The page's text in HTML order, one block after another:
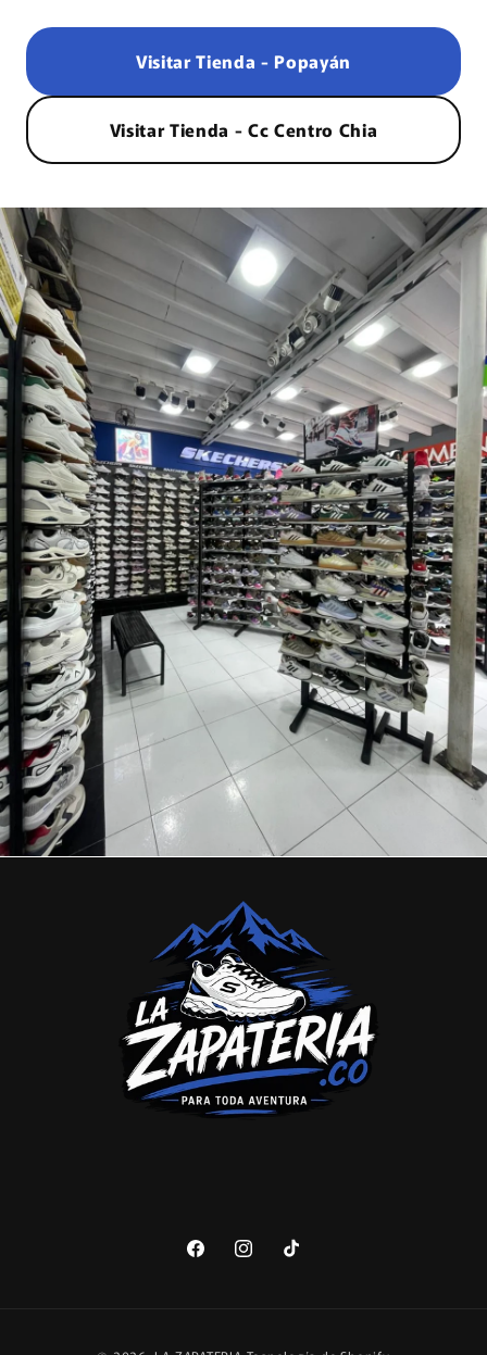
Visitar Tienda - Popayán
Visitar Tienda - Cc Centro Chia
FacebookInstagramTikTok